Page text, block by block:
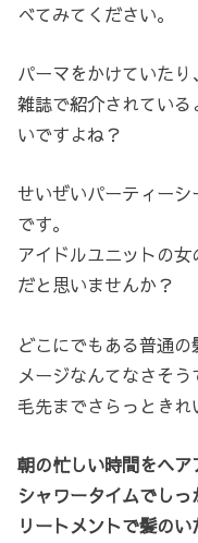
べてみてください。
パーマをかけていたり
雑誌で紹介されてい
いですよね？
せいぜいパーティー
です。
アイドルユニットの女
だと思いませんか？
どこにでもある普通
メージなんてなさそう
毛先までさらっときれ
朝の忙しい時間をヘア
シャワータイムでし
リートメントで髪のい